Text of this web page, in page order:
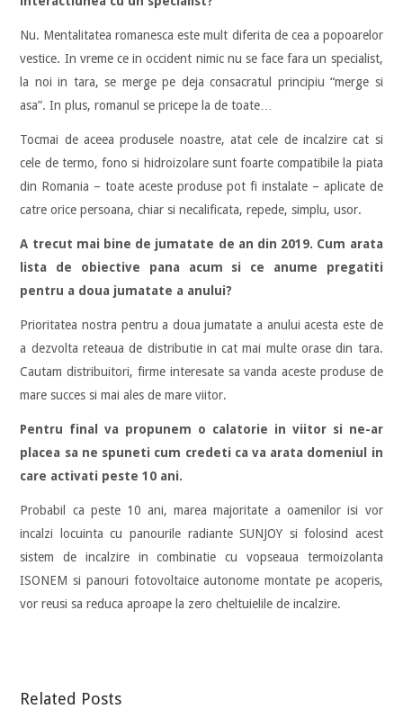
Nu. Mentalitatea romanesca este mult diferita de cea a popoarelor
vestice. In vreme ce in occident nimic nu se face fara un specialist,
la noi in tara, se merge pe deja consacratul principiu “merge si
asa”. In plus, romanul se pricepe la de toate…
Tocmai de aceea produsele noastre, atat cele de incalzire cat si
cele de termo, fono si hidroizolare sunt foarte compatibile la piata
din Romania – toate aceste produse pot fi instalate – aplicate de
catre orice persoana, chiar si necalificata, repede, simplu, usor.
A trecut mai bine de jumatate de an din 2019. Cum arata
lista de obiective pana acum si ce anume pregatiti
pentru a doua jumatate a anului?
Prioritatea nostra pentru a doua jumatate a anului acesta este de
a dezvolta reteaua de distributie in cat mai multe orase din tara.
Cautam distribuitori, firme interesate sa vanda aceste produse de
mare succes si mai ales de mare viitor.
Pentru final va propunem o calatorie in viitor si ne-ar
placea sa ne spuneti cum credeti ca va arata domeniul in
care activati peste 10 ani.
Probabil ca peste 10 ani, marea majoritate a oamenilor isi vor
incalzi locuinta cu panourile radiante SUNJOY si folosind acest
sistem de incalzire in combinatie cu vopseaua termoizolanta
ISONEM si panouri fotovoltaice autonome montate pe acoperis,
vor reusi sa reduca aproape la zero cheltuielile de incalzire.
Related Posts